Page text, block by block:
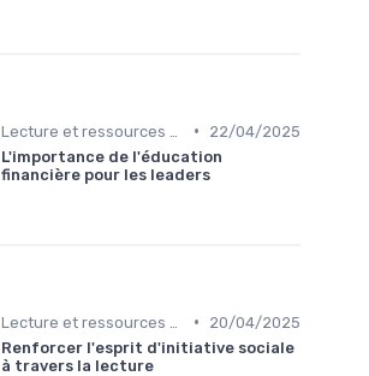
•
22/04/2025
L'importance de l'éducation
financière pour les leaders
•
20/04/2025
Renforcer l'esprit d'initiative sociale
à travers la lecture